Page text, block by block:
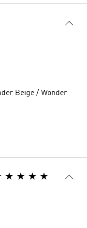
Beige / Wonder